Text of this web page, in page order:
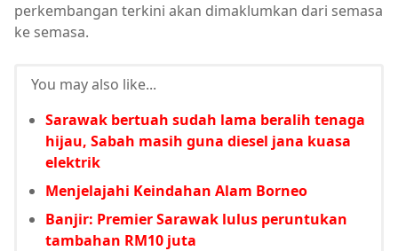
perkembangan terkini akan dimaklumkan dari semasa
ke semasa.
You may also like...
Sarawak bertuah sudah lama beralih tenaga
hijau, Sabah masih guna diesel jana kuasa
elektrik
Menjelajahi Keindahan Alam Borneo
Banjir: Premier Sarawak lulus peruntukan
tambahan RM10 juta